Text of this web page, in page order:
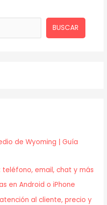
BUSCAR
de Wyoming | Guía
email, chat y más
en Android o iPhone
al cliente, precio y